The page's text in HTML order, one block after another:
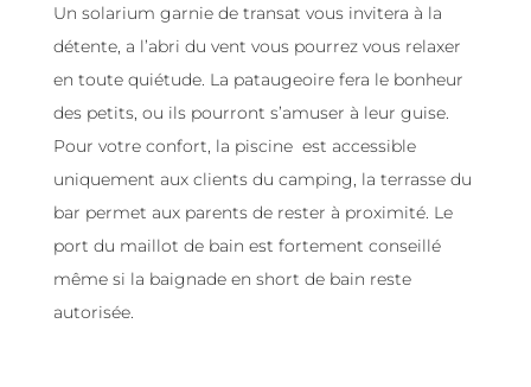
Un solarium garnie de transat vous invitera à la
détente, a l’abri du vent vous pourrez vous relaxer
en toute quiétude. La pataugeoire fera le bonheur
des petits, ou ils pourront s’amuser à leur guise.
Pour votre confort, la piscine est accessible
uniquement aux clients du camping, la terrasse du
bar permet aux parents de rester à proximité. Le
port du maillot de bain est fortement conseillé
même si la baignade en short de bain reste
autorisée.